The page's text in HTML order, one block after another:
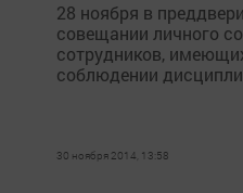
28 ноября в
совещании личного
сотрудников,
соблюдении
30 ноября 2014, 13:58